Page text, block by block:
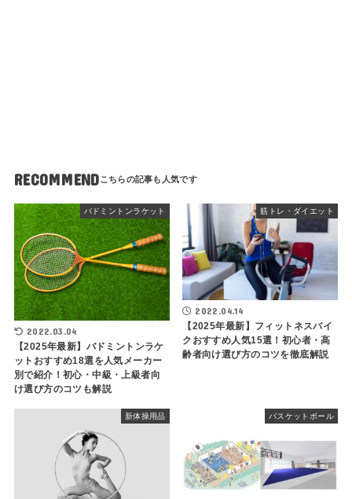
RECOMMEND
バドミントンラケット
2022.03.04
【2025年最新】バドミントンラケ
ットおすすめ18選を人気メーカー
別で紹介！初心・中級・上級者向
け選び方のコツも解説
筋トレ・ダイエット
2022.04.14
【2025年最新】フィットネスバイ
クおすすめ人気15選！初心者・高
齢者向け選び方のコツを徹底解説
新体操用品 バスケットボール